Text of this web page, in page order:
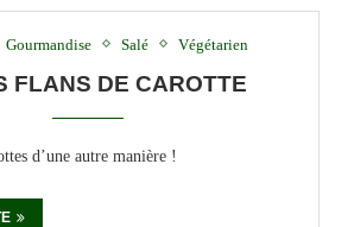
Gourmandise Salé Végétarien
FLANS DE CAROTTE
d’une autre manière !